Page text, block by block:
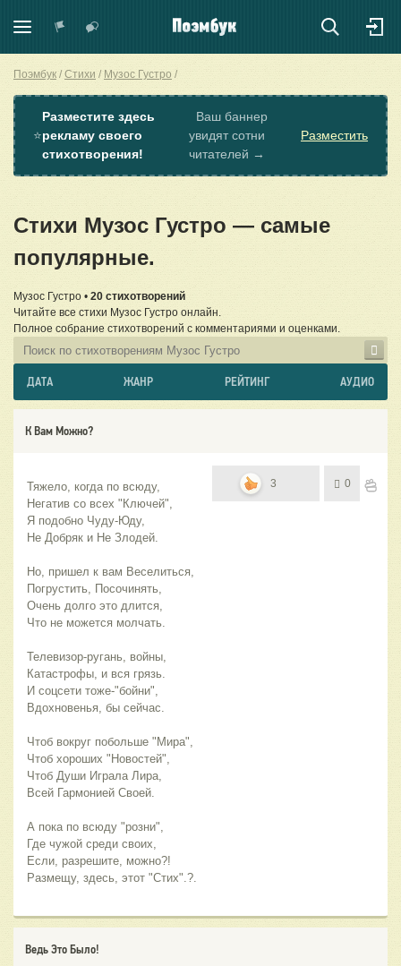
Поэмбук Стихи Музос Густро
⭐
Разместите здесь
рекламу своего
стихотворения!
Ваш баннер
увидят сотни
читателей →
Разместить
Стихи Музос Густро — самые
популярные.
Музос Густро • 20 стихотворений
Читайте все стихи Музос Густро онлайн.
Полное собрание стихотворений с комментариями и оценками.
ДАТА ЖАНР РЕЙТИНГ АУДИО
К Вам Можно?
Тяжело, когда по всюду,
Негатив со всех "Ключей",
Я подобно Чуду-Юду,
Не Добряк и Не Злодей.
Но, пришел к вам Веселиться,
Погрустить, Посочинять,
Очень долго это длится,
Что не можется молчать.
Телевизор-ругань, войны,
Катастрофы, и вся грязь.
И соцсети тоже-"бойни",
Вдохновенья, бы сейчас.
Чтоб вокруг побольше "Мира",
Чтоб хороших "Новостей",
Чтоб Души Играла Лира,
Всей Гармонией Своей.
А пока по всюду "розни",
Где чужой среди своих,
Если, разрешите, можно?!
Размещу, здесь, этот "Стих".?.
3 0
Ведь Это Было!